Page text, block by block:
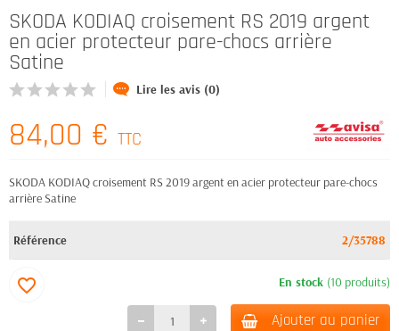
SKODA KODIAQ croisement RS 2019 argent
en acier protecteur pare-chocs arrière
Satine
Lire les avis (0)
84,00 € TTC
SKODA KODIAQ croisement RS 2019 argent en acier protecteur pare-chocs
arrière Satine
Référence 2/35788
En stock (10 produits)
Ajouter au panier
favorite_border